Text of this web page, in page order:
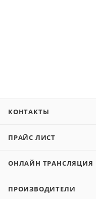
КОНТАКТЫ
ПРАЙС ЛИСТ
ОНЛАЙН ТРАНСЛЯЦИЯ
ПРОИЗВОДИТЕЛИ